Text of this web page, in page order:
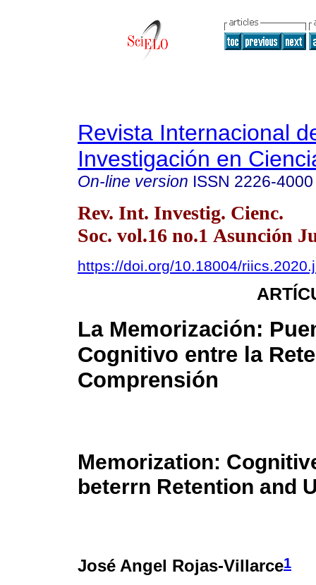
Revista Internacional
Investigación en
On-line version ISSN 2226-4000
Rev. Int. Investig. Cienc.
Soc. vol.16 no.1 Asunción
https://doi.org/10.18004/
La Memorización:
Cognitivo entre la
Comprensión
Memorization:
beterrn Retention and
José Angel Rojas-Villarce1